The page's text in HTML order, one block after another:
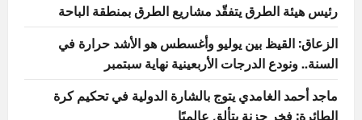
رئيس هيئة الطرق يتفقّد مشاريع الطرق بمنطقة الباحة
الزعاق: القيظ بين يوليو وأغسطس هو الأشد حرارة في
السنة.. ونودع الدرجات الأربعينية نهاية سبتمبر
ماجد أحمد الغامدي يتوج بالشارة الدولية في تحكيم كرة
الطائرة: فخر حزنة يتألق عالميًا